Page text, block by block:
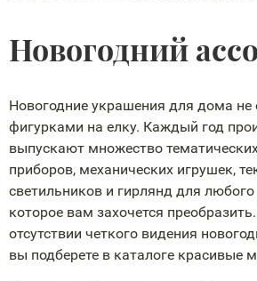
Новогодний
Новогодние украшения для дома не
фигурками на елку. Каждый год
выпускают множество
приборов, механических игрушек,
светильников и гирлянд для любого
которое вам захочется
отсутствии четкого видения
вы подберете в каталоге красивые